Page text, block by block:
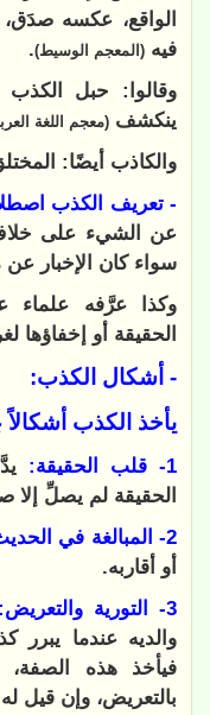
الواقع، عكسه
فيه (المعجم الوسيط).
وقالوا: حبل
ينكشف (معجم اللغة
والكاذب أيضًا:
- تعريف الكذب
عن الشيء على
سواء كان الإخبار
وكذا عرَّفه علماء
الحقيقة أو إخفاؤها
- أشكال الكذب:
يأخذ الكذب
1- قلب الحقيقة:
الحقيقة لم يصلِّ إلا
2- المبالغة في الحديث:
أو أقاربه.
3- التورية والتعريض:
والديه عندما يبرر
فيأخذ هذه
بالتعريض، وإن قيل